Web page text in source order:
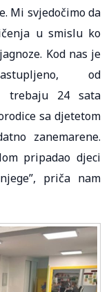
Mi svjedočimo da
u smislu ko
Kod nas je
od
trebaju 24 sata
sa djetetom
zanemarene.
pripadao djeci
priča nam